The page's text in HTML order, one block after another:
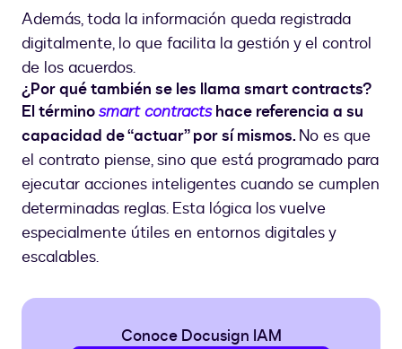
Además, toda la información queda registrada
digitalmente, lo que facilita la gestión y el control
de los acuerdos.
¿Por qué también se les llama smart contracts?
El términosmart contractshace referencia a su
capacidad de “actuar” por sí mismos. No es que
el contrato piense, sino que está programado para
ejecutar acciones inteligentes cuando se cumplen
determinadas reglas. Esta lógica los vuelve
especialmente útiles en entornos digitales y
escalables.
Conoce Docusign IAM